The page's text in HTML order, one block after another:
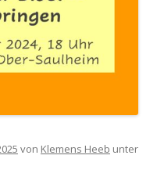
von Klemens Heeb unter